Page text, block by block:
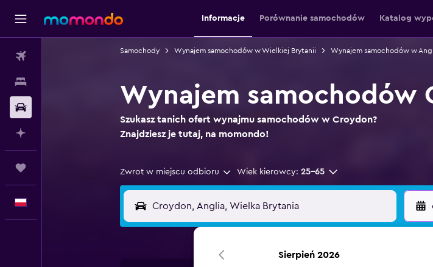
Informacje Porównanie samochodów Katalog
Samochody Wynajem samochodów w Wielkiej Brytanii Wynajem samochodów w
Wynajem samochodów
Szukasz tanich ofert wynajmu samochodów w Croydon?
Znajdziesz je tutaj, na momondo!
Zwrot w miejscu odbioru Wiek kierowcy: 25-65
Sierpień 2026